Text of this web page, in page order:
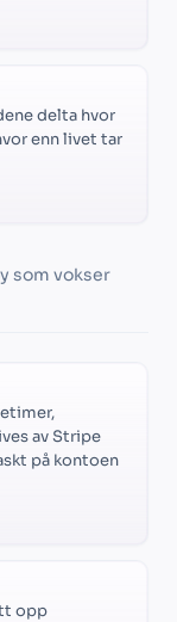
delta hvor
enn livet tar
som vokser
av Stripe
på kontoen
opp